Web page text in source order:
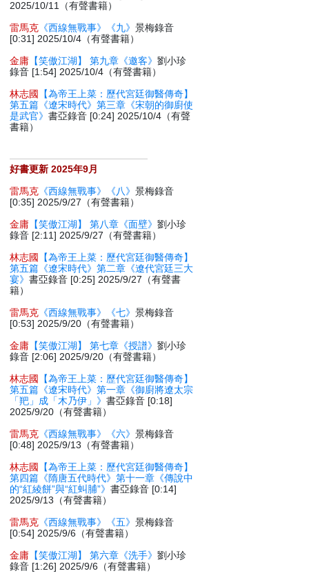
2025/10/11（有聲書籍）
雷馬克 《西線無戰事》《九》景梅錄音
[0:31] 2025/10/4（有聲書籍）
金庸 【笑傲江湖】 第九章《邀客》劉小珍
錄音 [1:54] 2025/10/4（有聲書籍）
林志國
【為帝王上菜：歷代宮廷御醫傳奇】
第五篇《遼宋時代》第三章《宋朝的御廚使
是武官》書亞錄音 [0:24] 2025/10/4（有聲
書籍）
好書更新 2025年9月
雷馬克 《西線無戰事》《八》景梅錄音
[0:35] 2025/9/27（有聲書籍）
金庸 【笑傲江湖】 第八章《面壁》劉小珍
錄音 [2:11] 2025/9/27（有聲書籍）
林志國
【為帝王上菜：歷代宮廷御醫傳奇】
第五篇《遼宋時代》第二章《遼代宮廷三大
宴》書亞錄音 [0:25] 2025/9/27（有聲書
籍）
雷馬克 《西線無戰事》《七》景梅錄音
[0:53] 2025/9/20（有聲書籍）
金庸 【笑傲江湖】 第七章《授譜》劉小珍
錄音 [2:06] 2025/9/20（有聲書籍）
林志國
【為帝王上菜：歷代宮廷御醫傳奇】
第五篇《遼宋時代》第一章《御廚將遼太宗
「羓」成「木乃伊」》書亞錄音 [0:18]
2025/9/20（有聲書籍）
雷馬克 《西線無戰事》《六》景梅錄音
[0:48] 2025/9/13（有聲書籍）
林志國
【為帝王上菜：歷代宮廷御醫傳奇】
第四篇《隋唐五代時代》第十一章《傳說中
的“紅綾餅”與“紅虯脯”》書亞錄音 [0:14]
2025/9/13（有聲書籍）
雷馬克 《西線無戰事》《五》景梅錄音
[0:54] 2025/9/6（有聲書籍）
金庸 【笑傲江湖】 第六章《洗手》劉小珍
錄音 [1:26] 2025/9/6（有聲書籍）